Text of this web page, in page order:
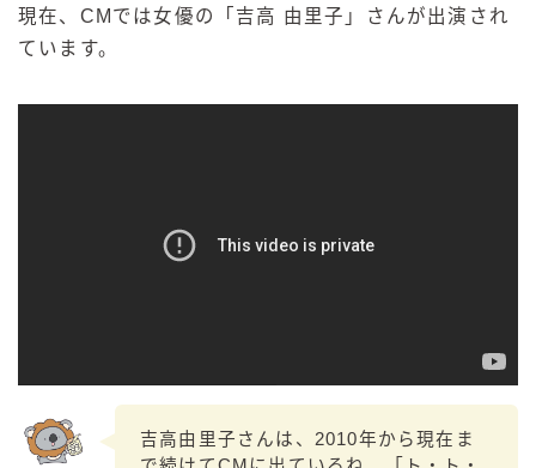
現在、CMでは女優の「吉高 由里子」さんが出演され
ています。
吉高由里子さんは、2010年から現在ま